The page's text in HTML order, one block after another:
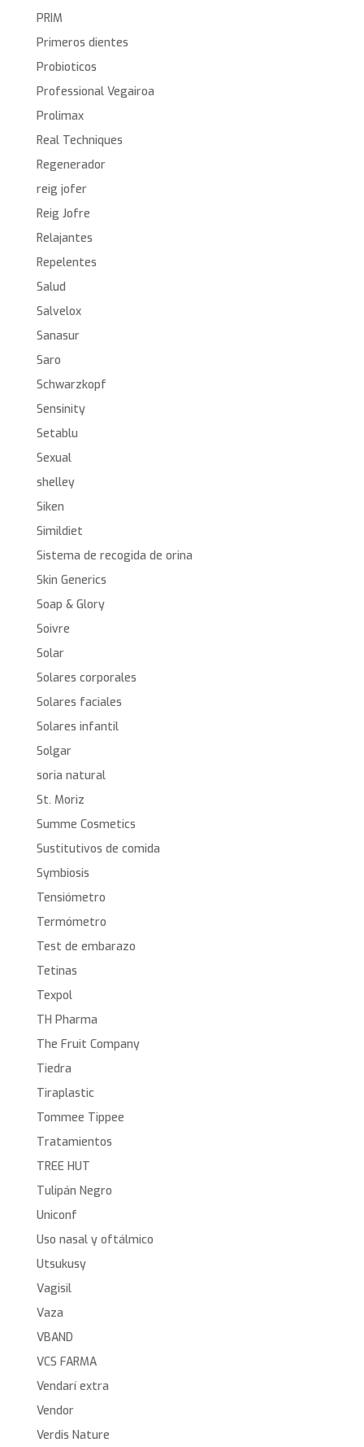
PRIM
Primeros dientes
Probioticos
Professional Vegairoa
Prolimax
Real Techniques
Regenerador
reig jofer
Reig Jofre
Relajantes
Repelentes
Salud
Salvelox
Sanasur
Saro
Schwarzkopf
Sensinity
Setablu
Sexual
shelley
Siken
Simildiet
Sistema de recogida de orina
Skin Generics
Soap & Glory
Soivre
Solar
Solares corporales
Solares faciales
Solares infantil
Solgar
soria natural
St. Moriz
Summe Cosmetics
Sustitutivos de comida
Symbiosis
Tensiómetro
Termómetro
Test de embarazo
Tetinas
Texpol
TH Pharma
The Fruit Company
Tiedra
Tiraplastic
Tommee Tippee
Tratamientos
TREE HUT
Tulipán Negro
Uniconf
Uso nasal y oftálmico
Utsukusy
Vagisil
Vaza
VBAND
VCS FARMA
Vendarí extra
Vendor
Verdis Nature